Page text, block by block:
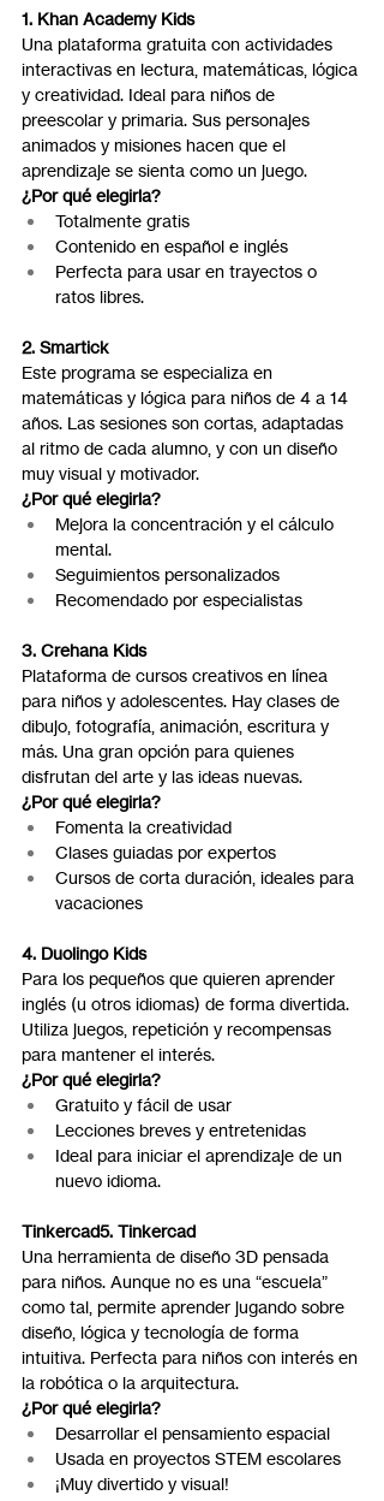
1. Khan Academy Kids
Una plataforma gratuita con actividades
interactivas en lectura, matemáticas, lógica
y creatividad. Ideal para niños de
preescolar y primaria. Sus personajes
animados y misiones hacen que el
aprendizaje se sienta como un juego.
¿Por qué elegirla?
Totalmente gratis
Contenido en español e inglés
Perfecta para usar en trayectos o
ratos libres.
2. Smartick
Este programa se especializa en
matemáticas y lógica para niños de 4 a 14
años. Las sesiones son cortas, adaptadas
al ritmo de cada alumno, y con un diseño
muy visual y motivador.
¿Por qué elegirla?
Mejora la concentración y el cálculo
mental.
Seguimientos personalizados
Recomendado por especialistas
3. Crehana Kids
Plataforma de cursos creativos en línea
para niños y adolescentes. Hay clases de
dibujo, fotografía, animación, escritura y
más. Una gran opción para quienes
disfrutan del arte y las ideas nuevas.
¿Por qué elegirla?
Fomenta la creatividad
Clases guiadas por expertos
Cursos de corta duración, ideales para
vacaciones
4. Duolingo Kids
Para los pequeños que quieren aprender
inglés (u otros idiomas) de forma divertida.
Utiliza juegos, repetición y recompensas
para mantener el interés.
¿Por qué elegirla?
Gratuito y fácil de usar
Lecciones breves y entretenidas
Ideal para iniciar el aprendizaje de un
nuevo idioma.
Tinkercad5. Tinkercad
Una herramienta de diseño 3D pensada
para niños. Aunque no es una “escuela”
como tal, permite aprender jugando sobre
diseño, lógica y tecnología de forma
intuitiva. Perfecta para niños con interés en
la robótica o la arquitectura.
¿Por qué elegirla?
Desarrollar el pensamiento espacial
Usada en proyectos STEM escolares
¡Muy divertido y visual!